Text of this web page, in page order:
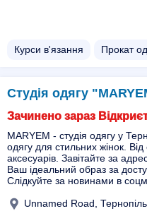
Курси в'язання Прокат
Студія одягу
Зачинено зараз
MARYEM - студія одягу у
одягу для стильних жінок.
аксесуарів. Завітайте за
Ваш ідеальний образ за
Слідкуйте за новинами в
Unnamed Road,